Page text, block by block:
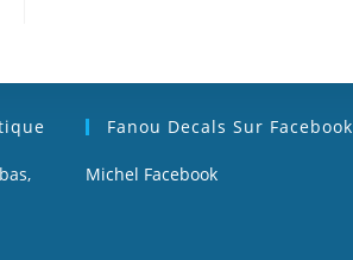
Fanou Decals Sur Facebook
Michel Facebook